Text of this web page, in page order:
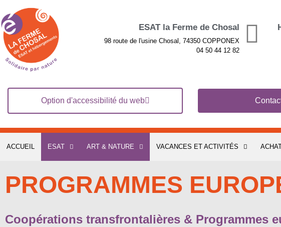
ESAT la Ferme de Chosal
98 route de l'usine Chosal, 74350 COPPONEX
04 50 44 12 82
Option d'accessibilité du web
ACCUEIL ESAT ART & NATURE VACANCES ET ACTIVITÉS
PROGRAMMES
Coopérations transfrontalières & Programmes